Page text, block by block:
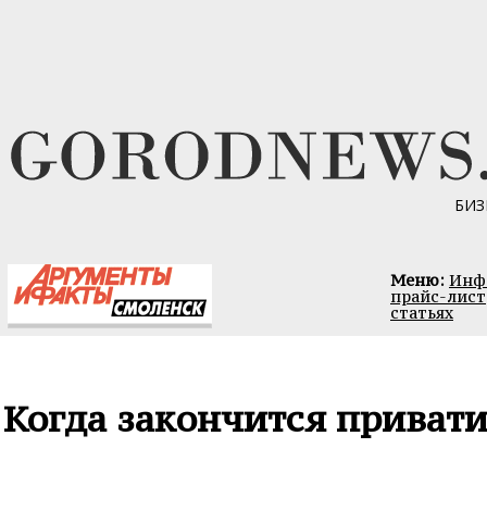
Меню:
прайс-лист
статьях
Когда закончится